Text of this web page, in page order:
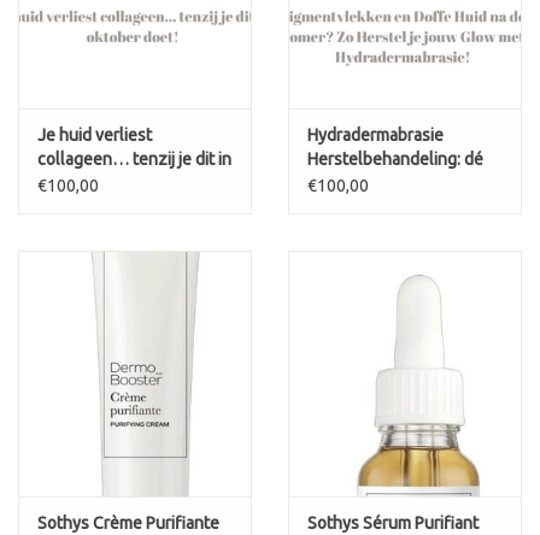
Je huid verliest
collageen… tenzij je dit in
oktober doet!
€100,00
Hydradermabrasie
Herstelbehandeling: dé
kuur na de zomer
€100,00
Sothys Crème Purifiante
Sothys Sérum Purifiant